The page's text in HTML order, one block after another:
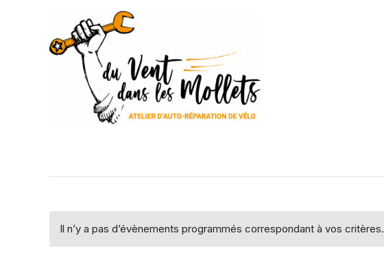
Il n’y a pas d’évènements programmés correspondant à vos critères.